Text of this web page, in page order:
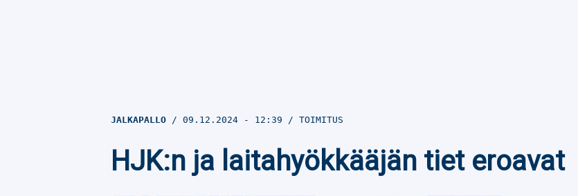
JALKAPALLO 09.12.2024 - 12:39 TOIMITUS
HJK:n ja laitahyökkääjän tiet eroavat